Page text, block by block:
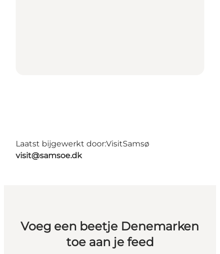
Laatst bijgewerkt door:VisitSamsø
visit@samsoe.dk
Voeg een beetje Denemarken
toe aan je feed